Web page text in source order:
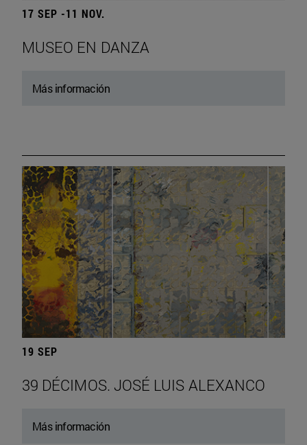
17 SEP -11 NOV.
MUSEO EN DANZA
Más información
19 SEP
39 DÉCIMOS. JOSÉ LUIS ALEXANCO
Más información